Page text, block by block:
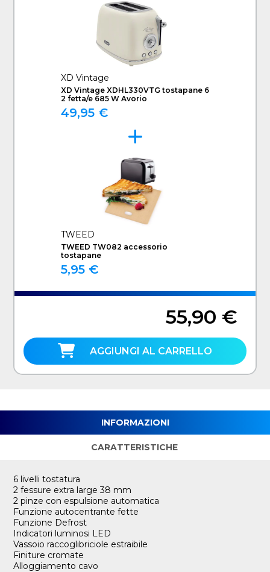
XD Vintage
XD Vintage XDHL330VTG tostapane 6
2 fetta/e 685 W Avorio
49,95 €
TWEED
TWEED TW082 accessorio
tostapane
5,95 €
55,90 €
AGGIUNGI AL CARRELLO
INFORMAZIONI
CARATTERISTICHE
6 livelli tostatura
2 fessure extra large 38 mm
2 pinze con espulsione automatica
Funzione autocentrante fette
Funzione Defrost
Indicatori luminosi LED
Vassoio raccoglibriciole estraibile
Finiture cromate
Alloggiamento cavo